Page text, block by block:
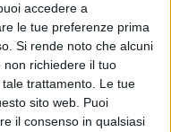
accedere a
le tue preferenze prima
Si rende noto che alcuni
richiedere il tuo
trattamento. Le tue
sito web. Puoi
il consenso in qualsiasi